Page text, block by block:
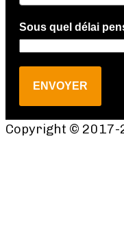
Sous quel délai
ENVOYER
Copyright © 2017-